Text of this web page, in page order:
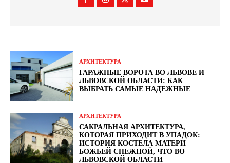
АРХИТЕКТУРА
ГАРАЖНЫЕ ВОРОТА ВО ЛЬВОВЕ И
ЛЬВОВСКОЙ ОБЛАСТИ: КАК
ВЫБРАТЬ САМЫЕ НАДЕЖНЫЕ
АРХИТЕКТУРА
САКРАЛЬНАЯ АРХИТЕКТУРА,
КОТОРАЯ ПРИХОДИТ В УПАДОК:
ИСТОРИЯ КОСТЕЛА МАТЕРИ
БОЖЬЕЙ СНЕЖНОЙ, ЧТО ВО
ЛЬВОВСКОЙ ОБЛАСТИ